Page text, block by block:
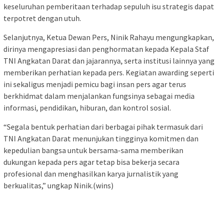
keseluruhan pemberitaan terhadap sepuluh isu strategis dapat
terpotret dengan utuh.
Selanjutnya, Ketua Dewan Pers, Ninik Rahayu mengungkapkan,
dirinya mengapresiasi dan penghormatan kepada Kepala Staf
TNI Angkatan Darat dan jajarannya, serta institusi lainnya yang
memberikan perhatian kepada pers. Kegiatan awarding seperti
ini sekaligus menjadi pemicu bagi insan pers agar terus
berkhidmat dalam menjalankan fungsinya sebagai media
informasi, pendidikan, hiburan, dan kontrol sosial.
“Segala bentuk perhatian dari berbagai pihak termasuk dari
TNI Angkatan Darat menunjukan tingginya komitmen dan
kepedulian bangsa untuk bersama-sama memberikan
dukungan kepada pers agar tetap bisa bekerja secara
profesional dan menghasilkan karya jurnalistik yang
berkualitas,” ungkap Ninik.(wins)